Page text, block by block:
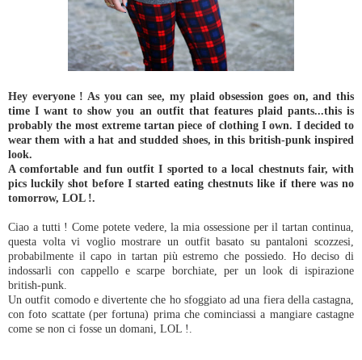
Hey everyone ! As you can see, my plaid obsession goes on, and this
time I want to show you an outfit that features plaid pants...this is
probably the most extreme tartan piece of clothing I own. I decided to
wear them with a hat and studded shoes, in this british-punk inspired
look.
A comfortable and fun outfit I sported to a local chestnuts fair, with
pics luckily shot before I started eating chestnuts like if there was no
tomorrow, LOL !.
Ciao a tutti ! Come potete vedere, la mia ossessione per il tartan continua,
questa volta vi voglio mostrare un outfit basato su pantaloni scozzesi,
probabilmente il capo in tartan più estremo che possiedo. Ho deciso di
indossarli con cappello e scarpe borchiate, per un look di ispirazione
british-punk.
Un outfit comodo e divertente che ho sfoggiato ad una fiera della castagna,
con foto scattate (per fortuna) prima che cominciassi a mangiare castagne
come se non ci fosse un domani, LOL !.